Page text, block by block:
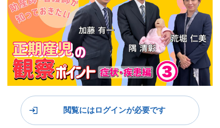
閲覧にはログインが必要です